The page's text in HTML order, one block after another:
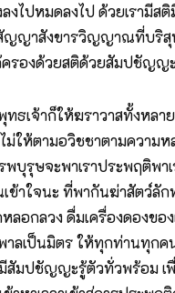
งไปหมดลงไป ด้วยเรามี
สัญญาสังขารวิญญาณที่บริ
ด้ครองด้วยสติด้วยสัมปชัญ
ธเจ้าก็ให้ฆราวาสทั้งหลา
ให้ตามอวิชชาตามความห
บุรุษจะพาเราประพฤติพา
ข้าใจนะ ที่พากันฆ่าสัตว์ลั
อกลวง ดื่มเครื่องดองของ
ลเป็นมิตร ให้ทุกท่านทุกค
สัมปชัญญะรู้ตัวทั่วพร้อม เ